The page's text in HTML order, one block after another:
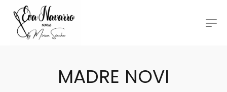
MADRE NOVI